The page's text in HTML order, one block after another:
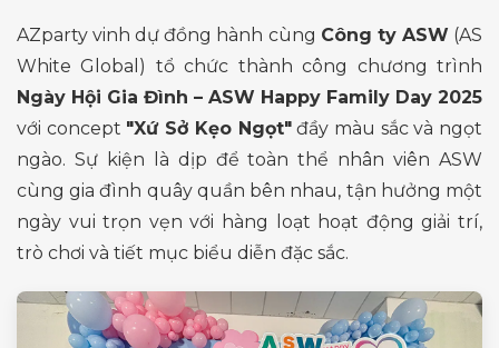
AZparty vinh dự đồng hành cùng Công ty ASW (AS
White Global) tổ chức thành công chương trình
Ngày Hội Gia Đình – ASW Happy Family Day 2025
với concept "Xứ Sở Kẹo Ngọt"đầy màu sắc và ngọt
ngào. Sự kiện là dịp để toàn thể nhân viên ASW
cùng gia đình quây quần bên nhau, tận hưởng một
ngày vui trọn vẹn với hàng loạt hoạt động giải trí,
trò chơi và tiết mục biểu diễn đặc sắc.